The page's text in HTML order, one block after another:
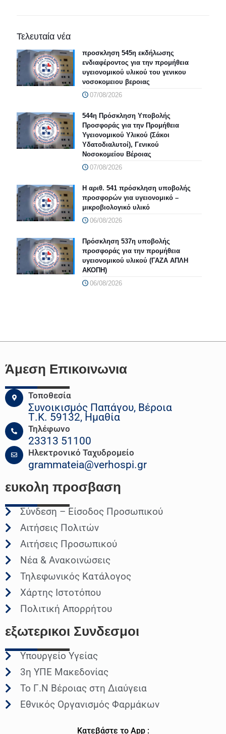
Τελευταία νέα
προσκληση 545η εκδήλωσης
ενδιαφέροντος για την προμήθεια
υγειονομικού υλικού του γενικου
νοσοκομειου βεροιας
07/08/2026
544η Πρόσκληση Υποβολής
Προσφοράς για την Προμήθεια
Υγειονομικού Υλικού (Σάκοι
Υδατοδιαλυτοί), Γενικού
Νοσοκομείου Βέροιας
07/08/2026
Η αριθ. 541 πρόσκληση υποβολής
προσφορών για υγειονομικό –
μικροβιολογικό υλικό
06/08/2026
Πρόσκληση 537η υποβολής
προσφοράς για την προμήθεια
υγειονομικού υλικού (ΓΑΖΑ ΑΠΛΗ
ΑΚΟΠΗ)
06/08/2026
Άμεση Επικοινωνια
Τοποθεσία
Συνοικισμός Παπάγου, Βέροια
Τ.Κ. 59132, Ημαθία
Τηλέφωνο
23313 51100
Ηλεκτρονικό Ταχυδρομείο
grammateia@verhospi.gr
ευκολη προσβαση
Σύνδεση – Είσοδος Προσωπικού
Αιτήσεις Πολιτών
Αιτήσεις Προσωπικού
Νέα & Ανακοινώσεις
Τηλεφωνικός Κατάλογος
Χάρτης Ιστοτόπου
Πολιτική Απορρήτου
εξωτερικοι Συνδεσμοι
Υπουργείο Υγείας
3η ΥΠΕ Μακεδονίας
Το Γ.Ν Βέροιας στη Διαύγεια
Εθνικός Οργανισμός Φαρμάκων
Κατεβάστε το App :